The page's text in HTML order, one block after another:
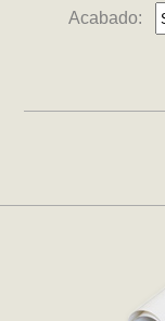
Acabado: